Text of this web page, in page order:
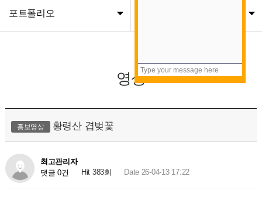
포트폴리오
영상
홍보영상 황령산 겹벚꽃
최고관리자
댓글 0건
Hit 383회 Date 26-04-13 17:22